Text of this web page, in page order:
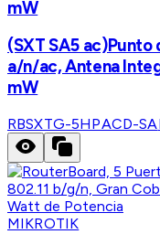
mW
(SXT SA5 ac)Punto
a/n/ac, Antena
mW
RBSXTG-5HPACD-SA
MIKROTIK